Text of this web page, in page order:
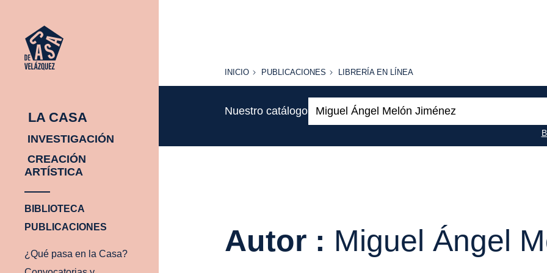
LA CASA
INVESTIGACIÓN
CREACIÓN
ARTÍSTICA
BIBLIOTECA
PUBLICACIONES
¿Qué pasa en la Casa?
INICIO
INICIO PUBLICACIONES
PUBLICACIONES
LIBRERÍA
LÍNEA
LIBRERÍA EN LÍNEA
Nuestro catálogo
Autor : Miguel Ángel